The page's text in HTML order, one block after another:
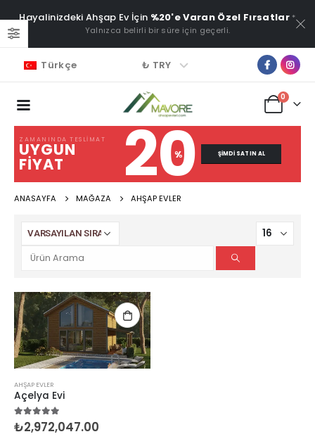
Hayalinizdeki Ahşap Ev İçin %20'e Varan Özel Fırsatlar *
Yalnızca belirli bir süre için geçerli.
Türkçe ₺ TRY
0
ZAMANINDA TESLIMAT
UYGUN
FIYAT 20
% ŞIMDI SATIN AL
ANASAYFA MAĞAZA AHŞAP EVLER
AHŞAP EVLER
Açelya Evi
5.005 üzerinden
₺2,972,047.00